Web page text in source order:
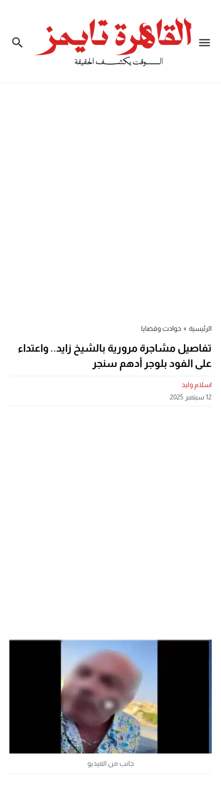
الرئيسية » حوادث وقضايا
تفاصيل مشاجرة مرورية بالشيخ زايد.. واعتداء
على الفود بلوجر أدهم سنجر
اسلام وليد
12 سبتمبر 2025
جانب من الفيديو